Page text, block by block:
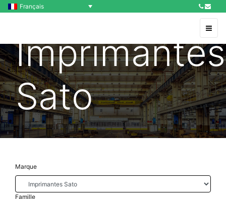
Français
Imprimantes
Sato
Marque
Famille